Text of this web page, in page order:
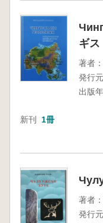
ギス
著者：
発行元
出版年
新刊 1冊
著者：
発行元